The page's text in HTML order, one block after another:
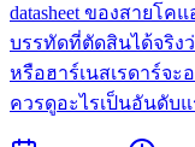
datasheet ของสายโ
บรรทัดที่ตัดสินได้จริง
หรือฮาร์เนสเรดาร์จ
ควรดูอะไรเป็นอันดับ